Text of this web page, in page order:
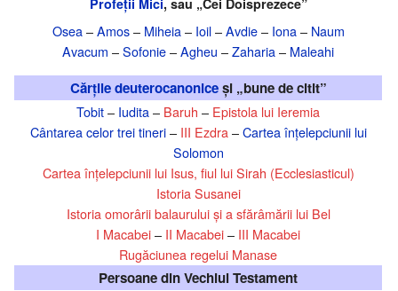
Profeții Mici, sau „Cei Doisprezece”
Osea–Amos– Miheia– Ioil–Avdie– Iona– Naum
Avacum –Sofonie–Agheu –Zaharia– Maleahi
Cărțile deuterocanoniceși „bune de citit”
Tobit– Iudita– Baruh – Epistola lui Ieremia
Cântarea celor trei tineri– III Ezdra –Cartea înțelepciunii lui
Solomon
Cartea înțelepciunii lui Isus, fiul lui Sirah (Ecclesiasticul)
Istoria Susanei
Istoria omorârii balaurului și a sfărâmării lui Bel
I Macabei– II Macabei– III Macabei
Rugăciunea regelui Manase
Persoane din Vechiul Testament